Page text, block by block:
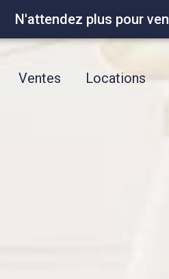
N'attendez plus pour
Ventes
Locations